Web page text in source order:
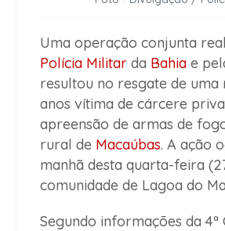
Uma operação conjunta
Polícia Militar da Bahia e
resultou no resgate de uma
anos vítima de cárcere
apreensão de armas de
rural de Macaúbas. A ação
manhã desta quarta-feira
comunidade de Lagoa do
Segundo informações da 4ª